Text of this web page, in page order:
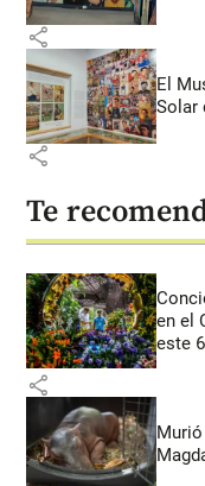
share
El
Solar
share
Te
en el
este
share